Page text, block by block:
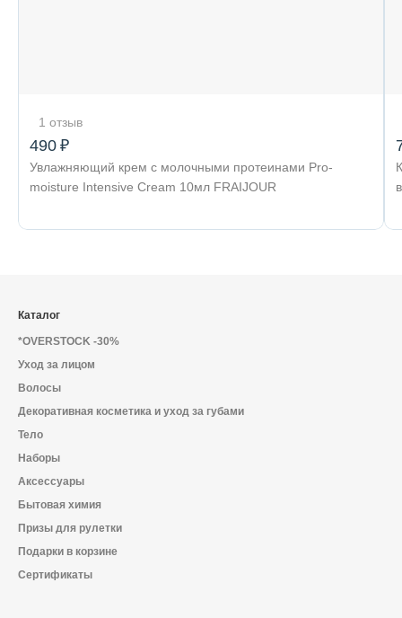
1 отзыв
490 ₽
Увлажняющий крем с молочными протеинами Pro-
moisture Intensive Cream 10мл FRAIJOUR
Каталог
*OVERSTOCK -30%
Уход за лицом
Волосы
Декоративная косметика и уход за губами
Тело
Наборы
Аксессуары
Бытовая химия
Призы для рулетки
Подарки в корзине
Сертификаты